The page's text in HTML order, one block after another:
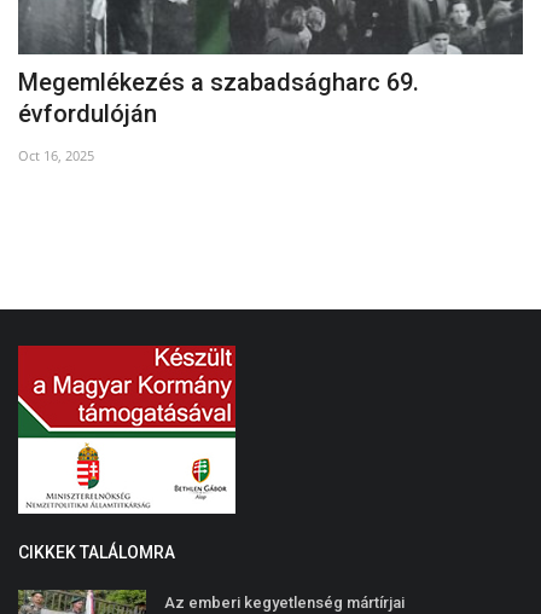
Megemlékezés a szabadságharc 69.
évfordulóján
Oct 16, 2025
CIKKEK TALÁLOMRA
Az emberi kegyetlenség mártírjai